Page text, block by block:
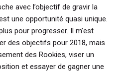
avec l’objectif de gravir la
une opportunité quasi unique.
pour progresser. Il m’est
des objectifs pour 2018, mais
des Rookies, viser un
et essayer de gagner une